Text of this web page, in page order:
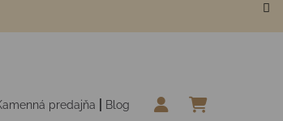
predajňa Blog